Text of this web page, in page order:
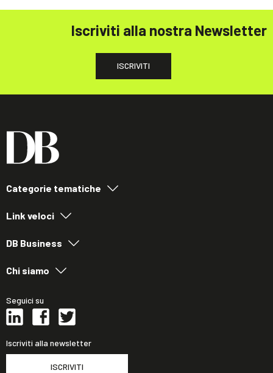
Iscriviti alla nostra Newsletter
ISCRIVITI
Categorie tematiche
Link veloci
DB Business
Chi siamo
Seguici su
Iscriviti alla newsletter
ISCRIVITI